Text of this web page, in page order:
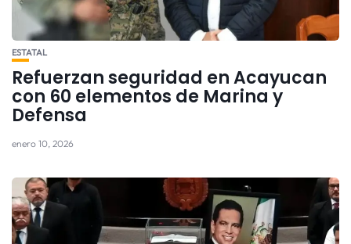
ESTATAL
Refuerzan seguridad en Acayucan
con 60 elementos de Marina y
Defensa
enero 10, 2026